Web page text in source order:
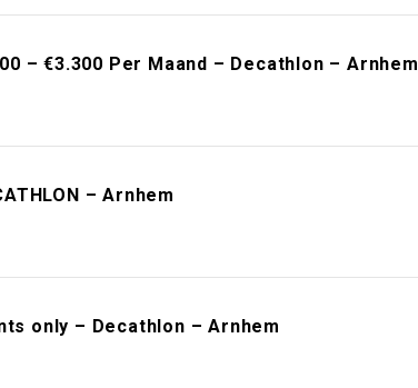
– €3.300 Per Maand – Decathlon – Arnhem
– Arnhem
only – Decathlon – Arnhem